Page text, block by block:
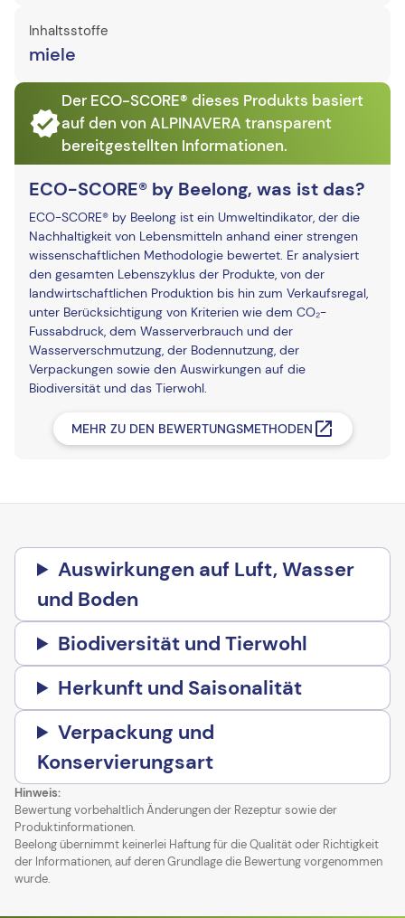
Inhaltsstoffe
miele
Der ECO-SCORE® dieses Produkts basiert
auf den von ALPINAVERA transparent
bereitgestellten Informationen.
ECO-SCORE® by Beelong, was ist das?
ECO-SCORE® by Beelong ist ein Umweltindikator, der die
Nachhaltigkeit von Lebensmitteln anhand einer strengen
wissenschaftlichen Methodologie bewertet. Er analysiert
den gesamten Lebenszyklus der Produkte, von der
landwirtschaftlichen Produktion bis hin zum Verkaufsregal,
unter Berücksichtigung von Kriterien wie dem CO₂-
Fussabdruck, dem Wasserverbrauch und der
Wasserverschmutzung, der Bodennutzung, der
Verpackungen sowie den Auswirkungen auf die
Biodiversität und das Tierwohl.
MEHR ZU DEN BEWERTUNGSMETHODEN
Auswirkungen auf Luft, Wasser
und Boden
Biodiversität und Tierwohl
Herkunft und Saisonalität
Verpackung und
Konservierungsart
Hinweis:
Bewertung vorbehaltlich Änderungen der Rezeptur sowie der
Produktinformationen.
Beelong übernimmt keinerlei Haftung für die Qualität oder Richtigkeit
der Informationen, auf deren Grundlage die Bewertung vorgenommen
wurde.